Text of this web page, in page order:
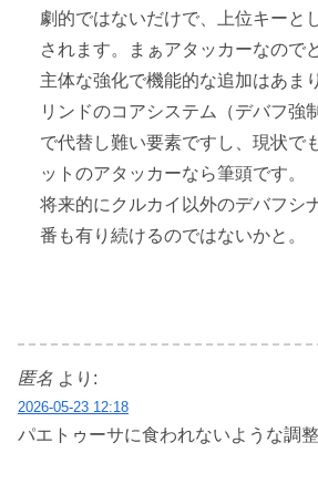
劇的ではないだけで、上位キーと
されます。まぁアタッカーなので
主体な強化で機能的な追加はあま
リンドのコアシステム（デバフ強
で代替し難い要素ですし、現状で
ットのアタッカーなら筆頭です。
将来的にクルカイ以外のデバフシ
番も有り続けるのではないかと。
匿名 より:
2026-05-23 12:18
パエトゥーサに食われないような調